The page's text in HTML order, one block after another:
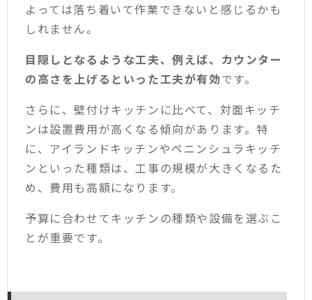
よっては落ち着いて作業できないと感じるかも
しれません。
目隠しとなるような工夫、例えば、カウンター
の高さを上げるといった工夫が有効です。
さらに、壁付けキッチンに比べて、対面キッチ
ンは設置費用が高くなる傾向があります。特
に、アイランドキッチンやペニンシュラキッチ
ンといった種類は、工事の規模が大きくなるた
め、費用も高額になります。
予算に合わせてキッチンの種類や設備を選ぶこ
とが重要です。